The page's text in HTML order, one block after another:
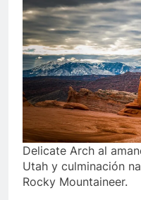
Delicate Arch al
Utah y culminación
Rocky Mountaineer.